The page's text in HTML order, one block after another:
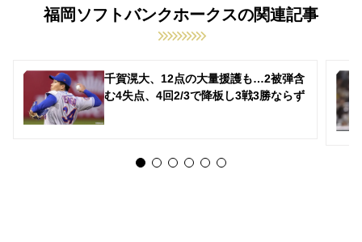
福岡ソフトバンクホークスの関連記事
千賀滉大、12点の大量援護も…2被弾含
む4失点、4回2/3で降板し3戦3勝ならず